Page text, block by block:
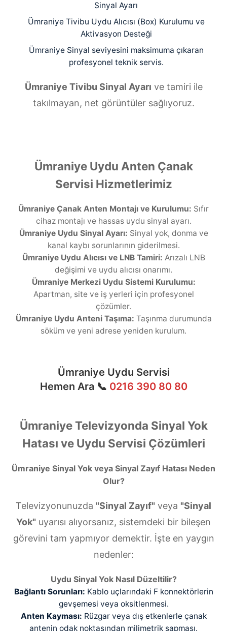
Sinyal Ayarı
Ümraniye Tivibu Uydu Alıcısı (Box) Kurulumu ve
Aktivasyon Desteği
Ümraniye Sinyal seviyesini maksimuma çıkaran
profesyonel teknik servis.
Ümraniye Tivibu Sinyal Ayarı ve tamiri ile
takılmayan, net görüntüler sağlıyoruz.
Ümraniye Uydu Anten Çanak
Servisi Hizmetlerimiz
Ümraniye Çanak Anten Montajı ve Kurulumu: Sıfır
cihaz montajı ve hassas uydu sinyal ayarı.
Ümraniye Uydu Sinyal Ayarı: Sinyal yok, donma ve
kanal kaybı sorunlarının giderilmesi.
Ümraniye Uydu Alıcısı ve LNB Tamiri: Arızalı LNB
değişimi ve uydu alıcısı onarımı.
Ümraniye Merkezi Uydu Sistemi Kurulumu:
Apartman, site ve iş yerleri için profesyonel
çözümler.
Ümraniye Uydu Anteni Taşıma: Taşınma durumunda
söküm ve yeni adrese yeniden kurulum.
Ümraniye Uydu Servisi
Hemen Ara 📞 0216 390 80 80
Ümraniye Televizyonda Sinyal Yok
Hatası ve Uydu Servisi Çözümleri
Ümraniye Sinyal Yok veya Sinyal Zayıf Hatası Neden
Olur?
Televizyonunuzda "Sinyal Zayıf" veya "Sinyal
Yok" uyarısı alıyorsanız, sistemdeki bir bileşen
görevini tam yapmıyor demektir. İşte en yaygın
nedenler:
Uydu Sinyal Yok Nasıl Düzeltilir?
Bağlantı Sorunları: Kablo uçlarındaki F konnektörlerin
gevşemesi veya oksitlenmesi.
Anten Kayması: Rüzgar veya dış etkenlerle çanak
antenin odak noktasından milimetrik sapması.